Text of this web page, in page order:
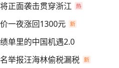
正面袭击贯穿浙江
一夜涨回1300元
单里的中国机遇2.0
举报汪海林偷税漏税